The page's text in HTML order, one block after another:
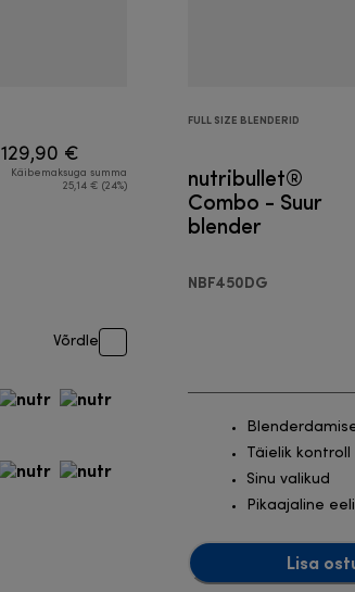
129,90 €
Käibemaksuga summa
25,14 € (24%)
Võrdle
FULL SIZE BLENDERID
nutribullet®
Combo - Suur
blender
NBF450DG
Täielik kontroll
Sinu valikud
Pikaajaline
Lisa